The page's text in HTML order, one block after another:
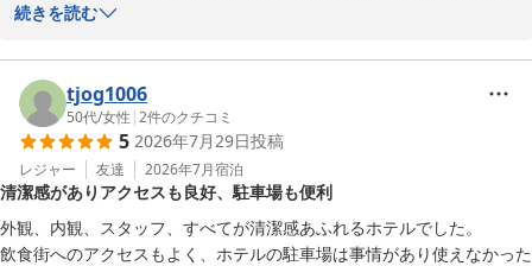
ただき誠にありがとうございます。
「姫路城が見えるホテル」として当ホテルをお選びいただき、実際
にお部屋からの眺望にもご満足いただけたとのこと、大変嬉しく拝
読いたしました。真正面に広がる姫路城や、夜のライトアップされ
た幻想的な景観は、多くのお客様からご好評をいただいておりま
す。
また、館内の清潔さや快適さについてもお褒めのお言葉をいただ
き、スタッフ一同大変励みになります。
続きを読む
tjog1006
50代/女性 |2件のクチコミ
5 2026年7月29日投稿
レジャー 友達 2026年7月宿泊
清潔感がありアクセスも良好、駐車場も便利
外観、内観、スタッフ、すべてが清潔感あふれるホテルでした。
飲食街へのアクセスもよく、ホテルの駐車場は事情があり使えなかった